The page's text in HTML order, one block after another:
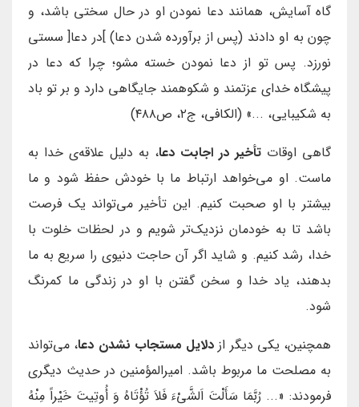
گاه آسایش، همانند دعا نمودن او در حال سختی باشد، و
چون به او دادند (پس از برآورده شدن دعا) ]در دعا[ سستی
نورزد. پس تو از دعا نمودن خسته مشو؛ چرا که دعا در
پیشگاه خدای عزتمند و شکوهمند جایگاهی دارد و بر تو باد
به شکیبایی، ...» (الکافی، ج۲، ص۴۸۸)
گاهی اوقات تأخیر در اجابت دعا، به دلیل علاقه‌ی خدا به
ماست. او می‌خواهد ارتباط ما با خودش حفظ شود و ما
بیشتر با او صحبت کنیم. این تأخیر می‌تواند یک فرصت
باشد تا به خودمان نزدیک‌تر شویم و در لحظات خلوت با
خدا، رشد کنیم. و شاید اگر آن حاجت دنیوی را سریع به ما
بدهند، یاد خدا و سخن گفتن با او در زندگی ما کمرنگ
شود.
همچنین، یکی دیگر از دلایل مستجاب نشدن دعا، می‌تواند
به مصلحت ما مربوط باشد. امیرالمؤمنین در حدیث دیگری
فرمودند: «... رُبَّمَا سَأَلْتَ اَلشَّيْءَ فَلاَ تُؤْتَاهُ وَ أُوتِيتَ خَيْراً مِنْهُ